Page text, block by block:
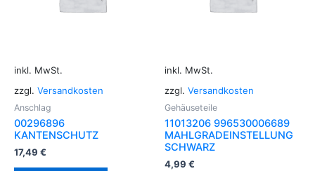
inkl. MwSt.
zzgl. Versandkosten
Anschlag
00296896
KANTENSCHUTZ
17,49 €
inkl. MwSt.
zzgl. Versandkosten
Gehäuseteile
11013206 996530006689
MAHLGRADEINSTELLUNG
SCHWARZ
4,99 €